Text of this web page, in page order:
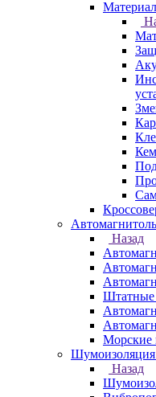
Назад
Штатные
Морские
Шумоизоляция
Назад